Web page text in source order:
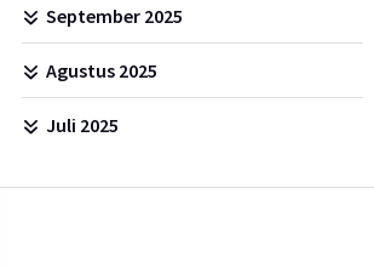
September 2025
Agustus 2025
Juli 2025